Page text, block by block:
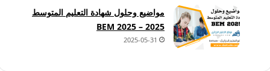
مواضيع وحلول شهادة التعليم المتوسط
2025 – BEM 2025
2025-05-31